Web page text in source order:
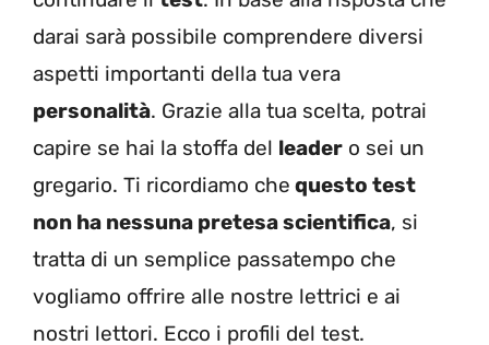
darai sarà possibile comprendere diversi
aspetti importanti della tua vera
personalità. Grazie alla tua scelta, potrai
capire se hai la stoffa del leader o sei un
gregario. Ti ricordiamo che questo test
non ha nessuna pretesa scientifica, si
tratta di un semplice passatempo che
vogliamo offrire alle nostre lettrici e ai
nostri lettori. Ecco i profili del test.